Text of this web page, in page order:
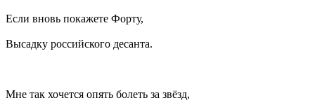
Если вновь покажете Форту,
Высадку российского десанта.
Мне так хочется опять болеть за звёзд,